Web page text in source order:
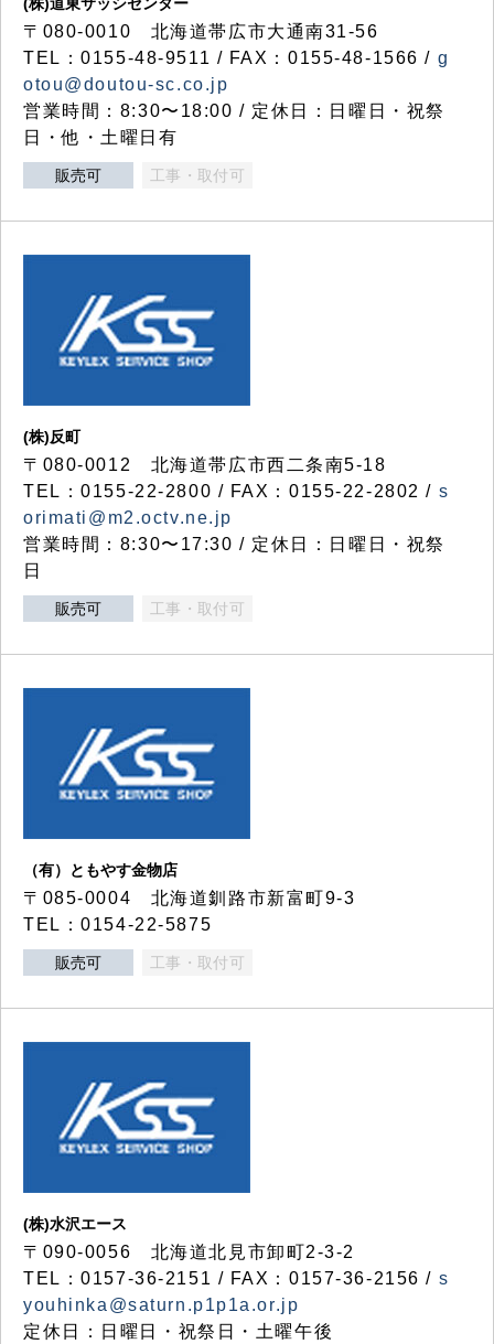
〒080-0010 北海道帯広市大通南31-56
TEL：0155-48-9511 / FAX：0155-48-1566 / g
otou@doutou-sc.co.jp
営業時間：8:30〜18:00 / 定休日：日曜日・祝祭
日・他・土曜日有
販売可 工事・取付可
(株)反町
〒080-0012 北海道帯広市西二条南5-18
TEL：0155-22-2800 / FAX：0155-22-2802 / s
orimati@m2.octv.ne.jp
営業時間：8:30〜17:30 / 定休日：日曜日・祝祭
日
販売可 工事・取付可
（有）ともやす金物店
〒085-0004 北海道釧路市新富町9-3
TEL：0154-22-5875
販売可 工事・取付可
(株)水沢エース
〒090-0056 北海道北見市卸町2-3-2
TEL：0157-36-2151 / FAX：0157-36-2156 / s
youhinka@saturn.p1p1a.or.jp
定休日：日曜日・祝祭日・土曜午後